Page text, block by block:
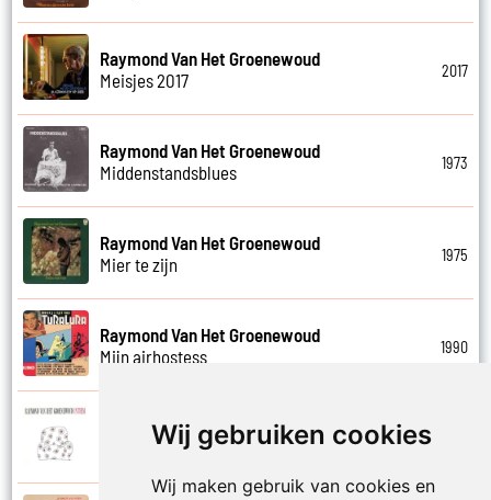
Wij gebruiken cookies
Wij maken gebruik van cookies en
Raymond Van Het Groenewoud
Meisjes 2017
2017
Raymond Van Het Groenewoud
Middenstandsblues
1973
Raymond Van Het Groenewoud
Mier te zijn
1975
Raymond Van Het Groenewoud
Mijn airhostess
1990
Raymond Van Het Groenewoud
Mijn leven lang